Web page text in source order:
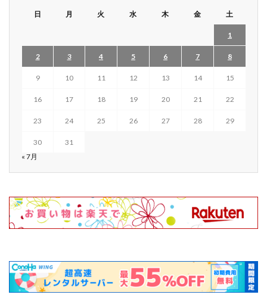
日 月 火 水 木 金 土
1
2 3 4 5 6 7 8
9 10 11 12 13 14 15
16 17 18 19 20 21 22
23 24 25 26 27 28 29
30
31
« 7月